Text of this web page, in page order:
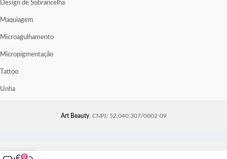
Design de Sobrancelha
Maquiagem
Microagulhamento
Micropigmentação
Tattoo
Unha
Art Beauty. CNPJ: 52.040.307/0002-09
0